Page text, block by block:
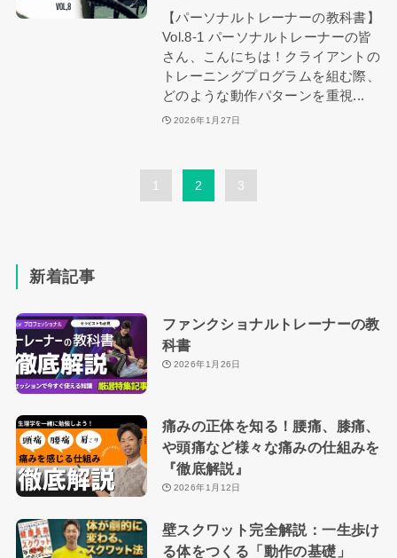
【パーソナルトレーナーの教科書】
Vol.8-1 パーソナルトレーナーの皆
さん、こんにちは！クライアントの
トレーニングプログラムを組む際、
どのような動作パターンを重視...
2026年1月27日
1 2 3
新着記事
ファンクショナルトレーナーの教
科書
2026年1月26日
痛みの正体を知る！腰痛、膝痛、
や頭痛など様々な痛みの仕組みを
『徹底解説』
2026年1月12日
壁スクワット完全解説：一生歩け
る体をつくる「動作の基礎」